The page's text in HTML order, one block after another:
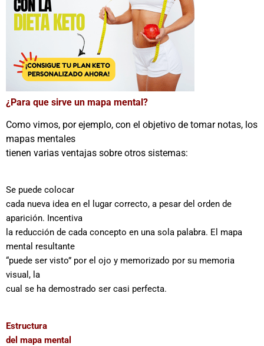
¿Para que sirve un mapa mental?
Como vimos, por ejemplo, con el objetivo de tomar notas, los
mapas mentales
tienen varias ventajas sobre otros sistemas:
Se puede colocar
cada nueva idea en el lugar correcto, a pesar del orden de
aparición. Incentiva
la reducción de cada concepto en una sola palabra. El mapa
mental resultante
“puede ser visto” por el ojo y memorizado por su memoria
visual, la
cual se ha demostrado ser casi perfecta.
Estructura
del mapa mental